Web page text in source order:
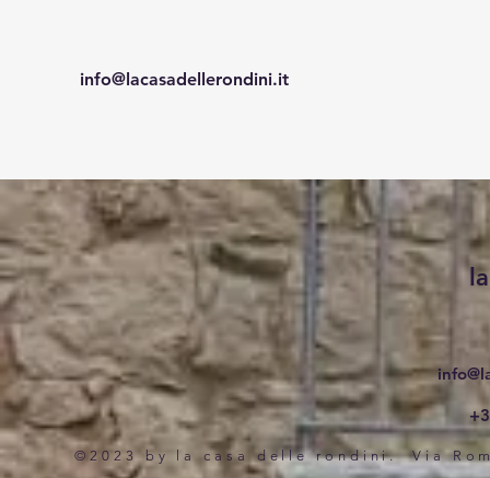
info@lacasadellerondini.it
©2023 by la casa delle rondini. Via